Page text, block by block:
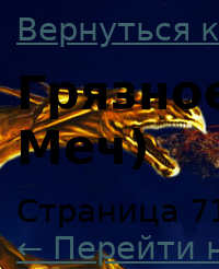
Вернуться
Меч)
Страница
← Перейти